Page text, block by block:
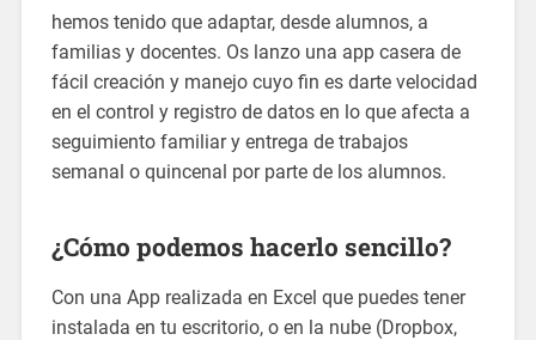
hemos tenido que adaptar, desde alumnos, a
familias y docentes. Os lanzo una app casera de
fácil creación y manejo cuyo fin es darte velocidad
en el control y registro de datos en lo que afecta a
seguimiento familiar y entrega de trabajos
semanal o quincenal por parte de los alumnos.
¿Cómo podemos hacerlo sencillo?
Con una App realizada en Excel que puedes tener
instalada en tu escritorio, o en la nube (Dropbox,